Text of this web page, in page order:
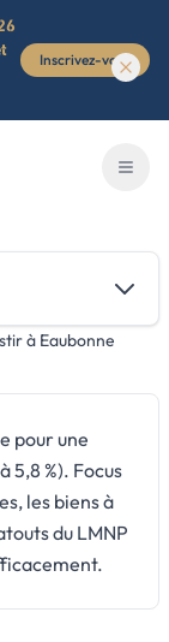
Inscrivez-vous
à Eaubonne
pour une
5,8 %). Focus
les biens à
du LMNP